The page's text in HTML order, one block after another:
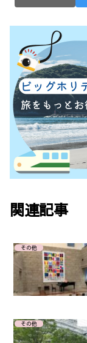
関連記事
その他
その他